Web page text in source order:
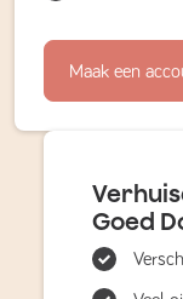
Maak een
Goed